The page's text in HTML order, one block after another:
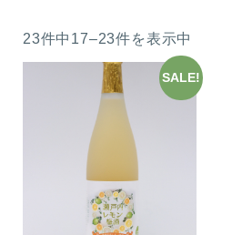
23件中17–23件を表示中
SALE!